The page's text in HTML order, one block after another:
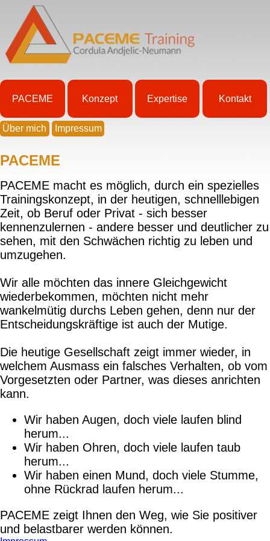
PACEME Konzept Expertise Kontakt
Über mich Impressum
PACEME
PACEME macht es möglich, durch ein spezielles
Trainingskonzept, in der heutigen, schnelllebigen
Zeit, ob Beruf oder Privat - sich besser
kennenzulernen - andere besser und deutlicher zu
sehen, mit den Schwächen richtig zu leben und
umzugehen.
Wir alle möchten das innere Gleichgewicht
wiederbekommen, möchten nicht mehr
wankelmütig durchs Leben gehen, denn nur der
Entscheidungskräftige ist auch der Mutige.
Die heutige Gesellschaft zeigt immer wieder, in
welchem Ausmass ein falsches Verhalten, ob vom
Vorgesetzten oder Partner, was dieses anrichten
kann.
Wir haben Augen, doch viele laufen blind
herum...
Wir haben Ohren, doch viele laufen taub
herum...
Wir haben einen Mund, doch viele Stumme,
ohne Rückrad laufen herum...
PACEME zeigt Ihnen den Weg, wie Sie positiver
und belastbarer werden können.